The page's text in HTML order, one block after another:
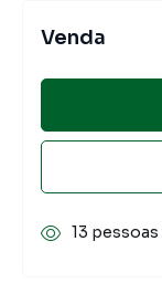
Venda
13